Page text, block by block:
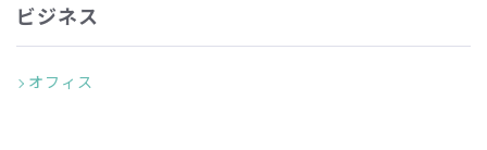
ビジネス
オフィス